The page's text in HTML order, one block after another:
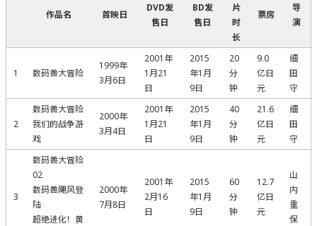
作品名 首映日
DVD发
售日
BD发
售日
片
时
长
票房
导
演
1 数码兽大冒险
1999年
3月6日
2001年
1月21
日
2015
年1月
9日
20
分
钟
9.0
亿日
元
细
田
守
2
数码兽大冒险
我们的战争游
戏
2000年
3月4日
2001年
1月21
日
2015
年1月
9日
40
分
钟
21.6
亿日
元
细
田
守
3
数码兽大冒险
02
数码兽飓风登
陆
超绝进化！黄
2000年
7月8日
2001年
2月16
日
2015
年1月
9日
60
分
钟
12.7
亿日
元
山
内
重
保